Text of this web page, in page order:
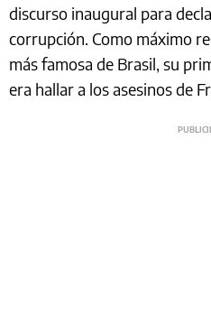
discurso inaugural para
corrupción. Como máximo
más famosa de Brasil, su
era hallar a los asesinos de